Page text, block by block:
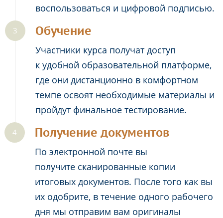
воспользоваться и цифровой подписью.
Обучение
Участники курса получат доступ
к удобной образовательной платформе,
где они дистанционно в комфортном
темпе освоят необходимые материалы и
пройдут финальное тестирование.
Получение документов
По электронной почте вы
получите сканированные копии
итоговых документов. После того как вы
их одобрите, в течение одного рабочего
дня мы отправим вам оригиналы